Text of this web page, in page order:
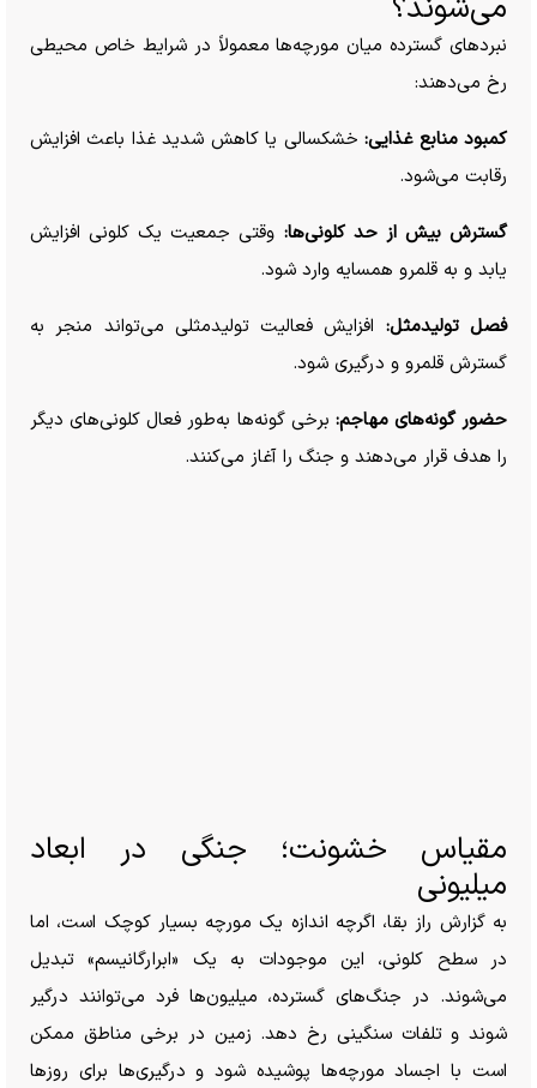
می‌شوند؟
نبرد‌های گسترده میان مورچه‌ها معمولاً در شرایط خاص محیطی
رخ می‌دهند:
کمبود منابع غذایی:خشکسالی یا کاهش شدید غذا باعث افزایش
رقابت می‌شود.
گسترش بیش از حد کلونی‌ها: وقتی جمعیت یک کلونی افزایش
یابد و به قلمرو همسایه وارد شود.
فصل تولیدمثل: افزایش فعالیت تولیدمثلی می‌تواند منجر به
گسترش قلمرو و درگیری شود.
حضور گونه‌های مهاجم: برخی گونه‌ها به‌طور فعال کلونی‌های دیگر
را هدف قرار می‌دهند و جنگ را آغاز می‌کنند.
مقیاس خشونت؛ جنگی در ابعاد
میلیونی
به گزارش راز بقا، اگرچه اندازه یک مورچه بسیار کوچک است، اما
در سطح کلونی، این موجودات به یک «ابرارگانیسم» تبدیل
می‌شوند. در جنگ‌های گسترده، میلیون‌ها فرد می‌توانند درگیر
شوند و تلفات سنگینی رخ دهد. زمین در برخی مناطق ممکن
است با اجساد مورچه‌ها پوشیده شود و درگیری‌ها برای روز‌ها